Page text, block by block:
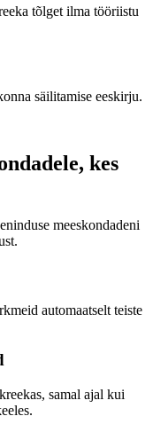
tõlget ilma tööriistu
säilitamise eeskirju.
kes
meeskondadeni
automaatselt teiste
samal ajal kui